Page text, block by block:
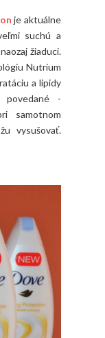
je aktuálne
suchú a
žiaduci.
Nutrium
a lipidy
povedané -
samotnom
vysušovať.